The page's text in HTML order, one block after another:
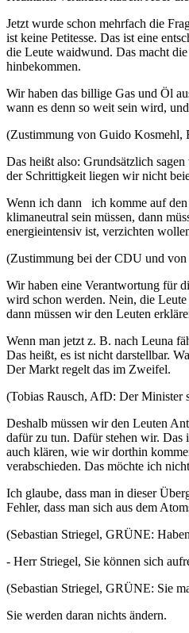
Jetzt wurde schon mehrfach die
ist keine Petitesse. Das ist eine
die Leute waidwund. Das macht
hinbekommen.
Wir haben das billige Gas und Öl
wann es denn so weit sein wird,
(Zustimmung von Guido Kosmehl,
Das heißt also: Grundsätzlich
der Schrittigkeit liegen wir nicht
Wenn ich dann ich komme auf
klimaneutral sein müssen, dann
energieintensiv ist, verzichten
(Zustimmung bei der CDU und
Wir haben eine Verantwortung für
wird schon werden. Nein, die
dann müssen wir den Leuten
Wenn man jetzt z. B. nach Leuna
Das heißt, es ist nicht darstellbar.
Der Markt regelt das im Zweifel.
(Tobias Rausch, AfD: Der Minister
Deshalb müssen wir den Leuten
dafür zu tun. Dafür stehen wir. Das
auch klären, wie wir dorthin
verabschieden. Das möchte ich
Ich glaube, dass man in dieser
Fehler, dass man sich aus dem
(Sebastian Striegel, GRÜNE:
- Herr Striegel, Sie können sich
(Sebastian Striegel, GRÜNE: Sie
Sie werden daran nichts ändern.